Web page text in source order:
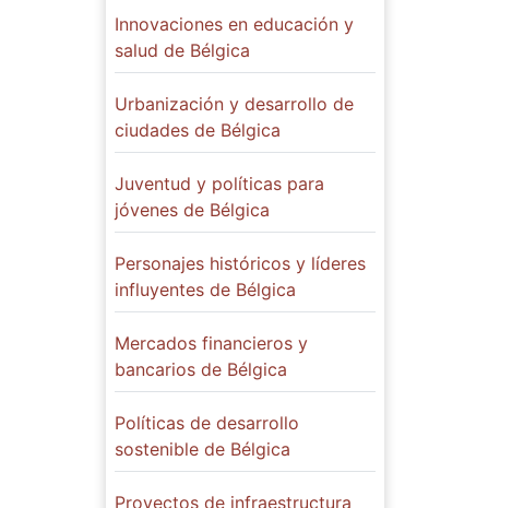
Innovaciones en educación y
salud de Bélgica
Urbanización y desarrollo de
ciudades de Bélgica
Juventud y políticas para
jóvenes de Bélgica
Personajes históricos y líderes
influyentes de Bélgica
Mercados financieros y
bancarios de Bélgica
Políticas de desarrollo
sostenible de Bélgica
Proyectos de infraestructura